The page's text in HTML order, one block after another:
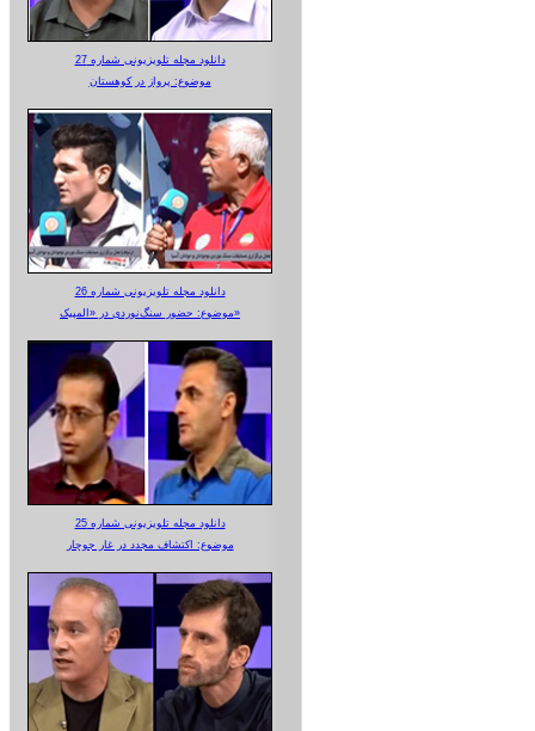
دانلود مجله تلویزیونی شماره 27
موضوع: پرواز در کوهستان
دانلود مجله تلویزیونی شماره 26
موضوع: حضور سنگ‌نوردی در «المپیک»
دانلود مجله تلویزیونی شماره 25
موضوع: اکتشاف مجدد در غار جوجار